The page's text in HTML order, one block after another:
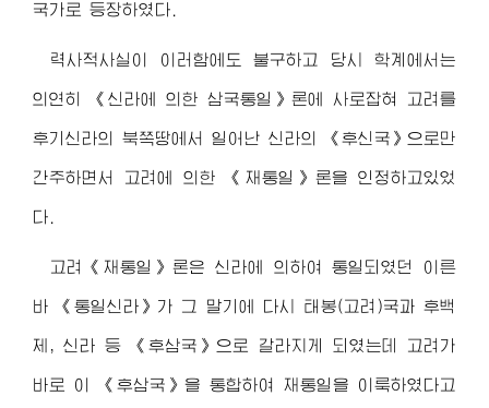
국가로 등장하였다.
력사적사실이 이러함에도 불구하고 당시 학계에서는
의연히 《신라에 의한 삼국통일》론에 사로잡혀 고려를
후기신라의 북쪽땅에서 일어난 신라의 《후신국》으로만
간주하면서 고려에 의한 《재통일》론을 인정하고있었
다.
고려《재통일》론은 신라에 의하여 통일되였던 이른
바 《통일신라》가 그 말기에 다시 태봉(고려)국과 후백
제, 신라 등 《후삼국》으로 갈라지게 되였는데 고려가
바로 이 《후삼국》을 통합하여 재통일을 이룩하였다고